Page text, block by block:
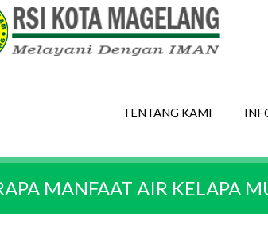
TENTANG KAMI
MANFAAT AIR KELAPA